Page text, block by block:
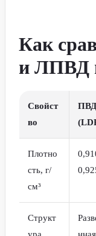
Как
и ЛПВД
Свойст
во
ПВД
Плотно
сть, г/
см³
Структ